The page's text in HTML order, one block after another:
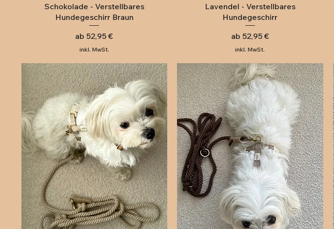
Schnellansicht
Schokolade - Verstellbares
Hundegeschirr Braun
ab 52,95 €
Sale-Preis
inkl. MwSt.
Schnellansicht
Lavendel - Verstellbares
Hundegeschirr
ab 52,95 €
Sale-Preis
inkl. MwSt.